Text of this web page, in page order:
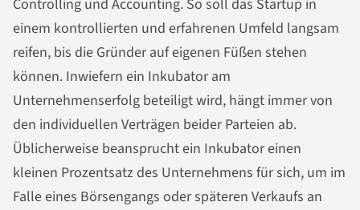
Controlling und Accounting. So soll das Startup in
einem kontrollierten und erfahrenen Umfeld langsam
reifen, bis die Gründer auf eigenen Füßen stehen
können. Inwiefern ein Inkubator am
Unternehmenserfolg beteiligt wird, hängt immer von
den individuellen Verträgen beider Parteien ab.
Üblicherweise beansprucht ein Inkubator einen
kleinen Prozentsatz des Unternehmens für sich, um im
Falle eines Börsengangs oder späteren Verkaufs an